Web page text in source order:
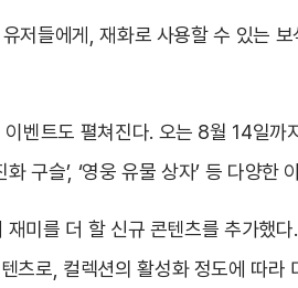
들에게, 재화로 사용할 수 있는 보
벤트도 펼쳐진다. 오는 8월 14일까
구슬’, ‘영웅 유물 상자’ 등 다양한
미를 더 할 신규 콘텐츠를 추가했
츠로, 컬렉션의 활성화 정도에 따라